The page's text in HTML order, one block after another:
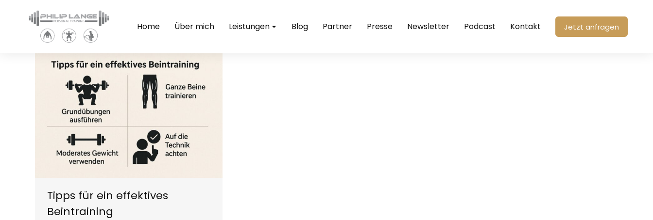
Home Über mich Leistungen Blog Partner Presse Newsletter Podcast Kontakt Jetzt anfragen
Tipps für ein effektives
Beintraining